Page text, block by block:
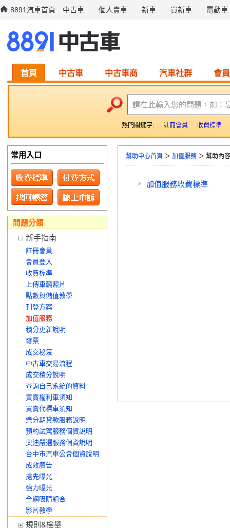
8891汽車首頁 中古車 個人賣車 新車 買新車 電動車
首頁 中古車 中古車商 汽車社群 會
請在此輸入您的問題，如：
熱門關鍵字: 註冊會員 收費標準
幫助中心首頁 ＞ 加值服務 ＞ 幫助內容
加值服務收費標準
常用入口
問題分類
新手指南
註冊會員
會員登入
收費標準
上傳車輛照片
點數與儲值教學
刊登方案
加值服務
積分更新說明
發票
成交秘笈
中古車交易流程
成交積分說明
查詢自己系統的資料
買賣權利車須知
買賣代標車須知
樂分期貸款服務說明
預約試駕服務個資說明
奧迪嚴選服務個資說明
台中市汽車公會個資說明
成效廣告
搶先曝光
強力曝光
全網吸睛組合
影片教學
規則&檢舉